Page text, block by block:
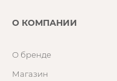
О КОМПАНИИ
О бренде
Магазин